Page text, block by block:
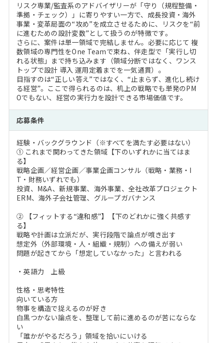
リスク専業/監査系のアドバイザリーが「守り（規程整備・
準拠・チェック）」に寄りやすい一方で、成長投資・海外
事業・変革局面の“攻め”を成立させるために、リスクを“前
に進むための設計変数”として扱うのが特徴です。
さらに、案件は単一領域で完結しません。必要に応じて 複
数領域の専門性をOne Teamで束ね、伴走型で「実行し切
れる状態」まで持ち込みます（領域分断ではなく、ワンス
トップで設計 導入 運用定着までを一気通貫）。
目指すのは“正しい答え”ではなく、“止まらず、進化し続け
る経営”。ここで得られるのは、机上の戦略でも単発のPM
Oでもない、経営の実行力を設計できる市場価値です。
応募条件
経験・バックグラウンド（※すべてを満たす必要はない）
① これまで関わってきた領域【下のいずれかに当てはま
る】
戦略企画／経営企画／事業企画コンサル（戦略・業務・I
T・財務いずれでも）
投資、M&A、新規事業、海外事業、全社改革プロジェクト
ERM、海外子会社管理、グループガバナンス
② 【フィットする“違和感”】【下のどれかに強く共感す
る】
戦略や計画は立派だが、実行段階で論点が噴き出す
想定外（外部環境・人・組織・規制）への備えが弱い
問題が起きてから「想定していなかった」と言われる
・英語力 上級
性格・思考特性
向いている方
物事を構造で捉えるのが好き
白黒つかない論点を、整理して前に進めるのが苦にならな
い
「誰かがやるだろう」領域を拾いにいける